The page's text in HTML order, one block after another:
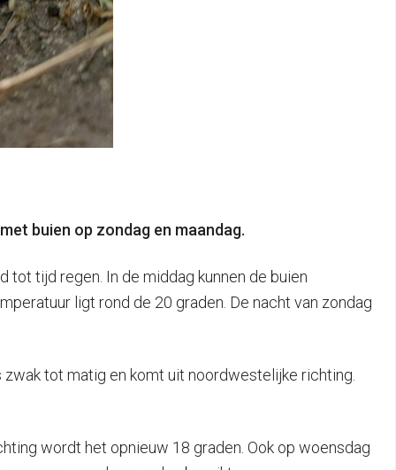
buien op zondag en maandag.
tot tijd regen. In de middag kunnen de buien
ligt rond de 20 graden. De nacht van zondag
zwak tot matig en komt uit noordwestelijke richting.
wordt het opnieuw 18 graden. Ook op woensdag